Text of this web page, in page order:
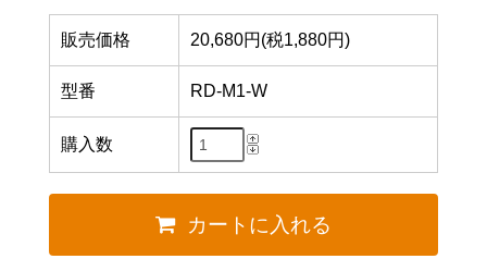
販売価格 20,680円(税1,880円)
型番 RD-M1-W
購入数
カートに入れる